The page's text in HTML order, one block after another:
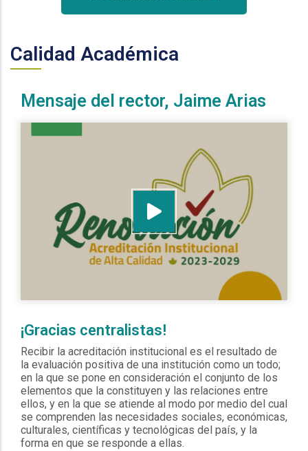
Calidad Académica
Mensaje del rector, Jaime Arias
¡Gracias centralistas!
Recibir la acreditación institucional es el resultado de
la evaluación positiva de una institución como un todo;
en la que se pone en consideración el conjunto de los
elementos que la constituyen y las relaciones entre
ellos, y en la que se atiende al modo por medio del cual
se comprenden las necesidades sociales, económicas,
culturales, científicas y tecnológicas del país, y la
forma en que se responde a ellas.